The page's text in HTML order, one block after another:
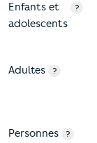
Enfants et
adolescents
?
Adultes ?
Personnes
?